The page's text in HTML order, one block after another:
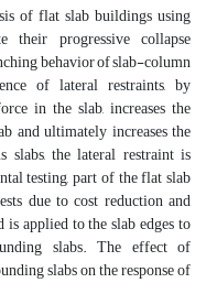
of flat slab buildings using
their progressive collapse
behavior of slab-column
of lateral restraints, by
in the slab, increases the
and ultimately increases the
slabs, the lateral restraint is
testing, part of the flat slab
due to cost reduction and
applied to the slab edges to
slabs. The effect of
slabs on the response of